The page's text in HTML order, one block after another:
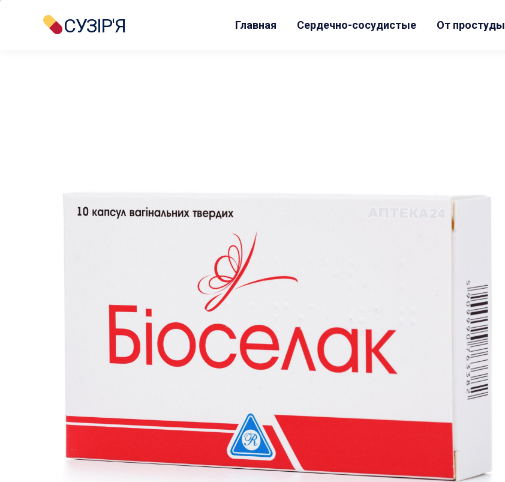
СУЗІР'Я Главная Сердечно-сосудистые От простуды